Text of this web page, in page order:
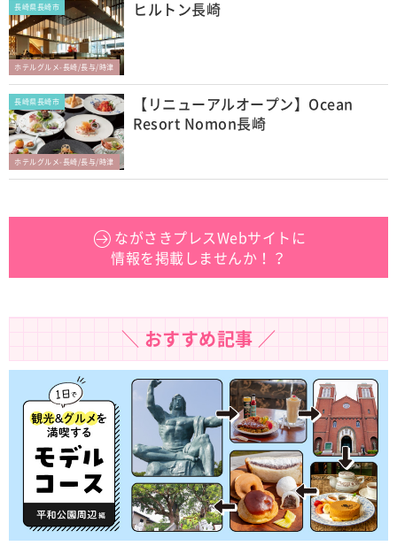
長崎県長崎市
ホテルグルメ-長崎/長与/時津
ヒルトン長崎
長崎県長崎市
ホテルグルメ-長崎/長与/時津
【リニューアルオープン】Ocean
Resort Nomon長崎
ながさきプレスWebサイトに
情報を掲載しませんか！？
＼ おすすめ記事 ／